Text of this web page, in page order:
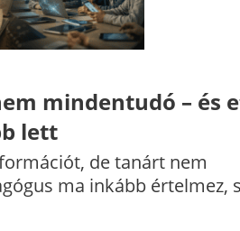
mindentudó – és
lett
de tanárt nem
ma inkább értelmez,